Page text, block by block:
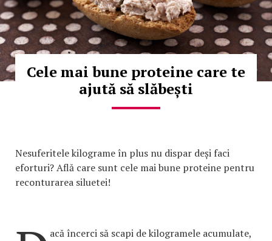
Cele mai bune proteine care te
ajută să slăbești
Nesuferitele kilograme în plus nu dispar deși faci
eforturi? Află care sunt cele mai bune proteine pentru
reconturarea siluetei!
acă încerci să scapi de kilogramele acumulate,